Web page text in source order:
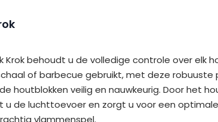
Krok behoudt u de volledige controle over elk
of barbecue gebruikt, met deze robuuste
houtblokken veilig en nauwkeurig. Door het
u de luchttoevoer en zorgt u voor een optimale
vlammenspel.